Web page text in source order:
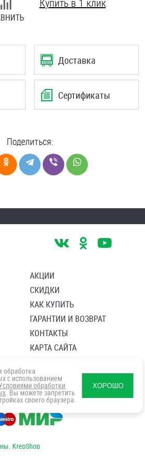
Купить в 1 клик
Доставка
Сертификаты
Поделиться:
АКЦИИ
СКИДКИ
КАК КУПИТЬ
ГАРАНТИИ И ВОЗВРАТ
КОНТАКТЫ
КАРТА САЙТА
персональных данных
на обработку персональных данны
KrepShop
обработка
с использованием
обработки
. Вы можете запретить
своего браузера.
ХОРОШО